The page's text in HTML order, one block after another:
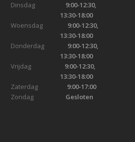
Dinsdag 9:00-12:30,
13:30-18:00
Woensdag
9:00-12:30,
13:30-18:00
Donderdag 9:00-12:30,
13:30-18:00
Vrijdag 9:00-12:30,
13:30-18:00
Zaterdag 9:00-17:00
Zondag Gesloten